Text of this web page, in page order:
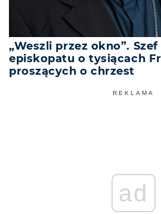
„Weszli przez okno”.
episkopatu o tysiącach
proszących o chrzest
REKLAMA
ad